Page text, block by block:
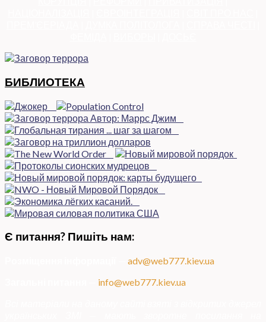
БИБЛИОТЕКА
Є питання? Пишіть нам:
adv@web777.kiev.ua
info@web777.kiev.ua